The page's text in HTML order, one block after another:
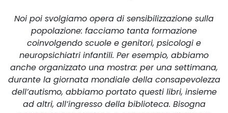
Noi poi svolgiamo opera di sensibilizzazione sulla
popolazione: facciamo tanta formazione
coinvolgendo scuole e genitori, psicologi e
neuropsichiatri infantili. Per esempio, abbiamo
anche organizzato una mostra: per una settimana,
durante la giornata mondiale della consapevolezza
dell’autismo, abbiamo portato questi libri, insieme
ad altri, all’ingresso della biblioteca. Bisogna